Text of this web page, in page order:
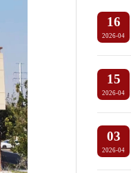
16
2026-04
15
2026-04
03
2026-04